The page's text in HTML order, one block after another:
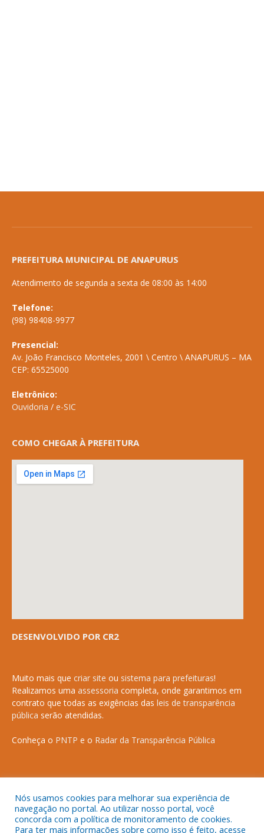
PREFEITURA MUNICIPAL DE ANAPURUS
Atendimento de segunda a sexta de 08:00 às 14:00
Telefone:
(98) 98408-9977
Presencial:
Av. João Francisco Monteles, 2001 \ Centro \ ANAPURUS – MA
CEP: 65525000
Eletrônico:
Ouvidoria / e-SIC
COMO CHEGAR À PREFEITURA
DESENVOLVIDO POR CR2
Muito mais que criar site ou sistema para prefeituras!
Realizamos uma assessoria completa, onde garantimos em
contrato que todas as exigências das leis de transparência
pública serão atendidas.
Conheça o PNTP e o Radar da Transparência Pública
Todos os direitos reservados a Prefeitura Municipal de Anapurus.
Nós usamos cookies para melhorar sua experiência de
navegação no portal. Ao utilizar nosso portal, você
concorda com a política de monitoramento de cookies.
Para ter mais informações sobre como isso é feito, acesse